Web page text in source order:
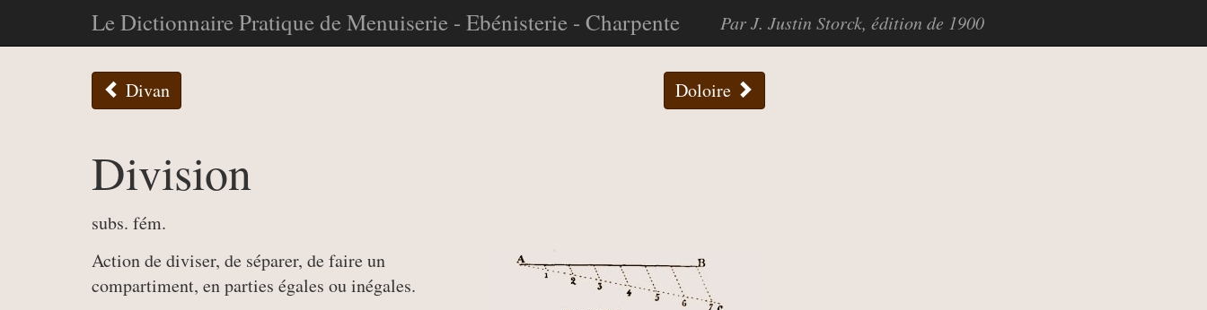
Le Dictionnaire Pratique de Menuiserie - Ebénisterie - Charpente Par J. Justin Storck, édition de 1900
Divan Doloire
Division
subs. fém.
Action de diviser, de séparer, de faire un
compartiment, en parties égales ou inégales.